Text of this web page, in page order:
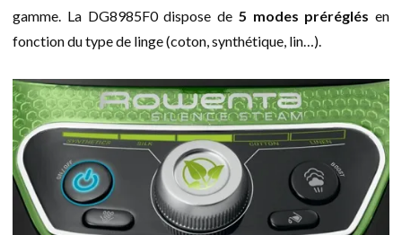
gamme. La DG8985F0 dispose de 5 modes préréglés en
fonction du type de linge (coton, synthétique, lin…).